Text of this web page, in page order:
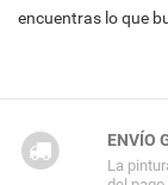
encuentras lo que
ENVÍO
La